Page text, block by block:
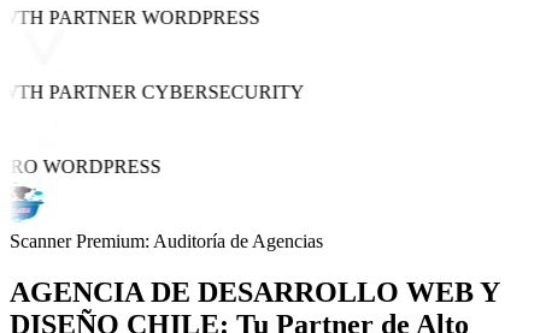
PARTNERWORDPRESS
PARTNERCYBERSECURITY
WORDPRESS
Scanner Premium: Auditoría de Agencias
AGENCIA DE DESARROLLO WEB Y
DISEÑO CHILE: Tu Partner de Alto